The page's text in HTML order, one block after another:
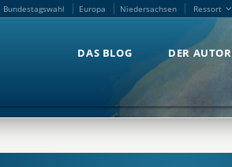
Bundestagswahl Europa Niedersachsen Ressort
DAS BLOG DER AUTOR
Bundestagswahl Europa Niedersachsen Ressort
DAS BLOG DER AUTOR